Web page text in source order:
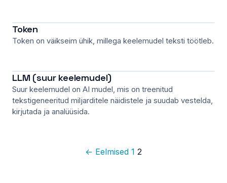
Token
Token on väikseim ühik, millega keelemudel teksti töötleb.
LLM (suur keelemudel)
Suur keelemudel on AI mudel, mis on treenitud
tekstigeneeritud miljarditele näidistele ja suudab vestelda,
kirjutada ja analüüsida.
← Eelmised 1 2